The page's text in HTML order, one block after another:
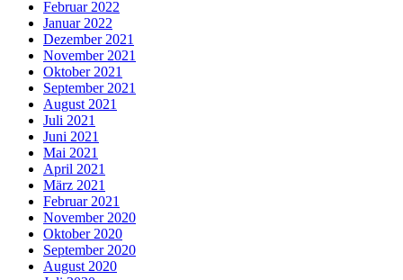
Februar 2022
Januar 2022
Dezember 2021
November 2021
Oktober 2021
September 2021
August 2021
Juli 2021
Juni 2021
Mai 2021
April 2021
März 2021
Februar 2021
November 2020
Oktober 2020
September 2020
August 2020